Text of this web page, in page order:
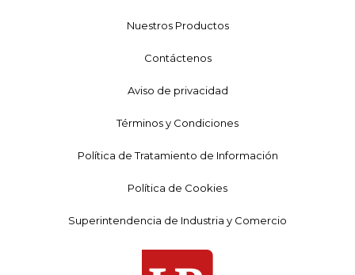
Nuestros Productos
Contáctenos
Aviso de privacidad
Términos y Condiciones
Política de Tratamiento de Información
Política de Cookies
Superintendencia de Industria y Comercio